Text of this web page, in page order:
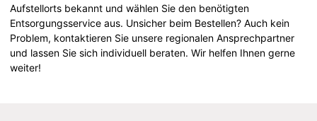
Aufstellorts bekannt und wählen Sie den benötigten
Entsorgungsservice aus. Unsicher beim Bestellen? Auch kein
Problem, kontaktieren Sie unsere regionalen Ansprechpartner
und lassen Sie sich individuell beraten. Wir helfen Ihnen gerne
weiter!